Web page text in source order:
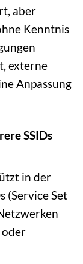
aber
Kenntnis
externe
Anpassung
SSIDs
in der
(Service Set
oder